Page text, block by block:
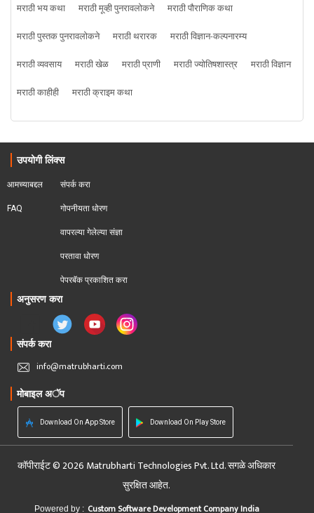
मराठी भय कथा
मराठी मूव्ही पुनरावलोकने
मराठी पौराणिक कथा
मराठी पुस्तक पुनरावलोकने
मराठी थरारक
मराठी विज्ञान-कल्पनारम्य
मराठी व्यवसाय
मराठी खेळ मराठी प्राणी मराठी ज्योतिषशास्त्र
मराठी विज्ञान
मराठी काहीही
मराठी क्राइम कथा
उपयोगी लिंक्स
आमच्याबद्दल
FAQ
संपर्क करा
गोपनीयता धोरण
वापरल्या गेलेल्या संज्ञा
परतावा धोरण
पेपरबॅक प्रकाशित करा
अनुसरण करा
संपर्क करा
info@matrubharti.com
मोबाइल अॅप
Download On App Store Download On Play Store
कॉपीराईट © 2026 Matrubharti Technologies Pvt. Ltd. सगळे अधिकार
सुरक्षित आहेत.
Powered by : Custom Software Development Company India